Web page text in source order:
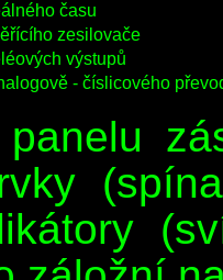
času
zesilovače
výstupů
- číslicového